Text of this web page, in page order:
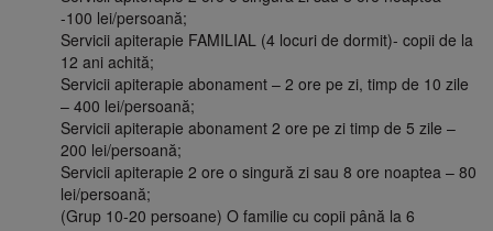
-100 lei/persoană;
Servicii apiterapie FAMILIAL (4 locuri de dormit)- copii de la
12 ani achită;
Servicii apiterapie abonament – 2 ore pe zi, timp de 10 zile
– 400 lei/persoană;
Servicii apiterapie abonament 2 ore pe zi timp de 5 zile –
200 lei/persoană;
Servicii apiterapie 2 ore o singură zi sau 8 ore noaptea – 80
lei/persoană;
(Grup 10-20 persoane) O familie cu copii până la 6